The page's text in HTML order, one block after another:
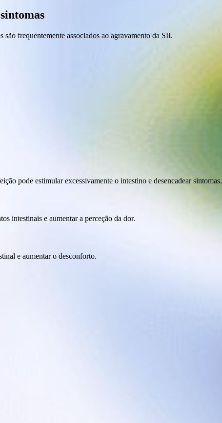
frequentemente associados ao agravamento da SII.
pode estimular excessivamente o intestino e desencadear sintomas.
intestinais e aumentar a perceção da dor.
e aumentar o desconforto.